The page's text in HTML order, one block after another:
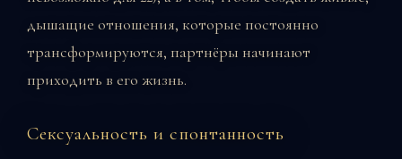
дышащие отношения, которые постоянно
трансформируются, партнёры начинают
приходить в его жизнь.
Сексуальность и спонтанность